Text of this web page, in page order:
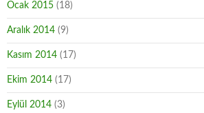
Ocak 2015 (18)
Aralık 2014 (9)
Kasım 2014 (17)
Ekim 2014 (17)
Eylül 2014 (3)